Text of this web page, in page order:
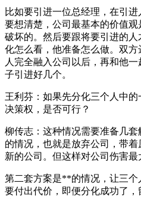
比如要引进一位总经理，在引
要想清楚，公司最基本的价值
破坏的。然后要跟将要引进的
化怎么看，他准备怎么做。双
人完全融入公司以后，再和他
子引进好几个。
王利芬：如果先分化三个人中
决策权，是否可行？
柳传志：这种情况需要准备几
的情况，也就是放弃公司，带
新的公司。但这样对公司伤害最
第二套方案是**的情况，让三
要付出代价，即便分化成功了